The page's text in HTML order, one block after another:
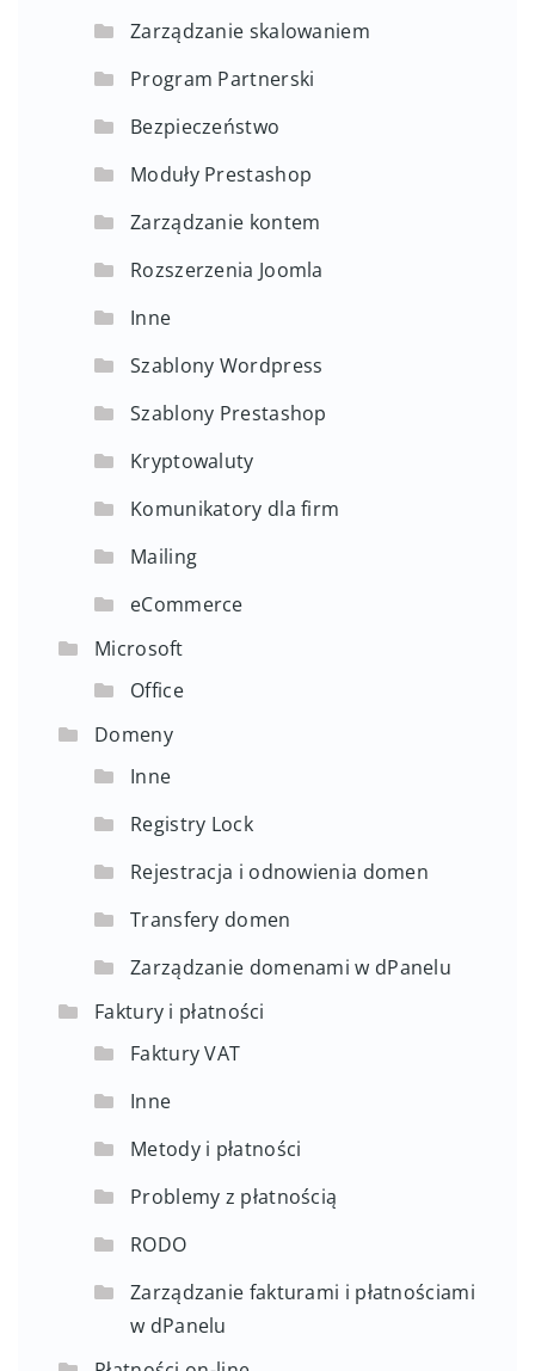
Zarządzanie skalowaniem
Program Partnerski
Bezpieczeństwo
Moduły Prestashop
Zarządzanie kontem
Rozszerzenia Joomla
Inne
Szablony Wordpress
Szablony Prestashop
Kryptowaluty
Komunikatory dla firm
Mailing
eCommerce
Microsoft
Office
Domeny
Inne
Registry Lock
Rejestracja i odnowienia domen
Transfery domen
Zarządzanie domenami w dPanelu
Faktury i płatności
Faktury VAT
Inne
Metody i płatności
Problemy z płatnością
RODO
Zarządzanie fakturami i płatnościami
w dPanelu